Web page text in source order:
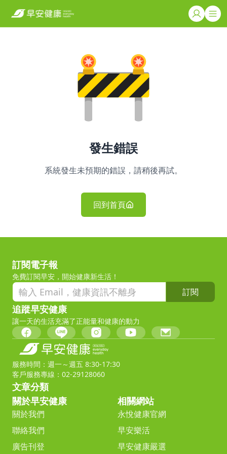
發生錯誤
系統發生未預期的錯誤，請稍後再試。
回到首頁
訂閱電子報
免費訂閱早安，開始健康新生活！
訂閱
追蹤早安健康
讓一天的生活充滿了正能量和健康的動力
服務時間：週一～週五 8:30-17:30
客戶服務專線：02-29128060
文章分類
關於早安健康
關於我們
聯絡我們
廣告刊登
相關網站
永悅健康官網
早安樂活
早安健康嚴選